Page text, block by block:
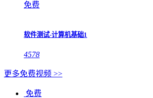
免费
软件测试-计算机基础1
4578
更多免费视频 >>
免费